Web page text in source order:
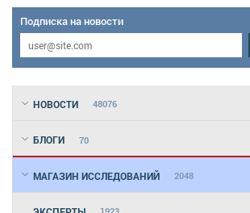
Подписка на новости
НОВОСТИ 48076
БЛОГИ 70
МАГАЗИН ИССЛЕДОВАНИЙ 2048